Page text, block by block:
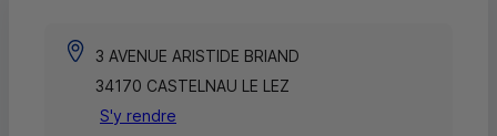
3 AVENUE ARISTIDE BRIAND
34170 CASTELNAU LE LEZ
S'y rendre